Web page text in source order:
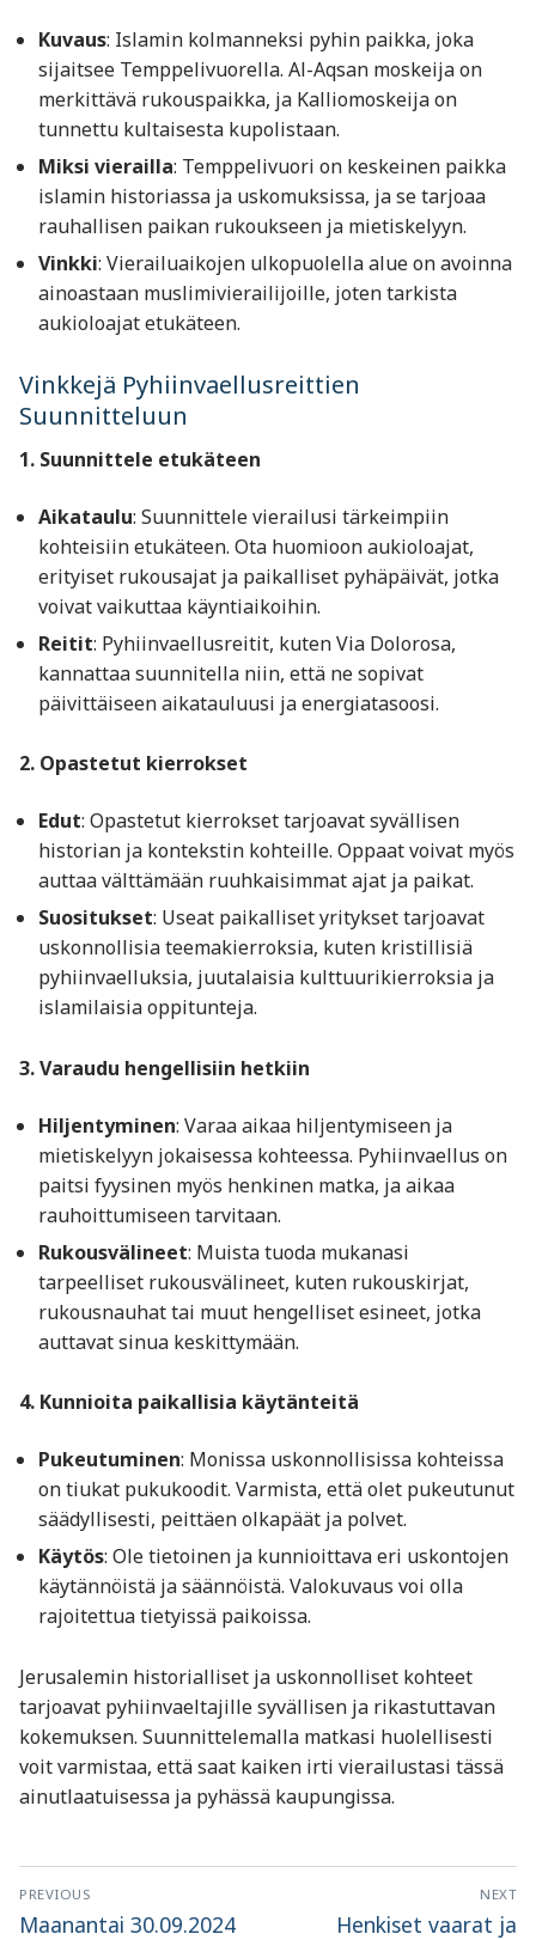
Kuvaus: Islamin kolmanneksi pyhin paikka, joka
sijaitsee Temppelivuorella. Al-Aqsan moskeija on
merkittävä rukouspaikka, ja Kalliomoskeija on
tunnettu kultaisesta kupolistaan.
Miksi vierailla: Temppelivuori on keskeinen paikka
islamin historiassa ja uskomuksissa, ja se tarjoaa
rauhallisen paikan rukoukseen ja mietiskelyyn.
Vinkki: Vierailuaikojen ulkopuolella alue on avoinna
ainoastaan muslimivierailijoille, joten tarkista
aukioloajat etukäteen.
Vinkkejä Pyhiinvaellusreittien
Suunnitteluun
1. Suunnittele etukäteen
Aikataulu: Suunnittele vierailusi tärkeimpiin
kohteisiin etukäteen. Ota huomioon aukioloajat,
erityiset rukousajat ja paikalliset pyhäpäivät, jotka
voivat vaikuttaa käyntiaikoihin.
Reitit: Pyhiinvaellusreitit, kuten Via Dolorosa,
kannattaa suunnitella niin, että ne sopivat
päivittäiseen aikatauluusi ja energiatasoosi.
2. Opastetut kierrokset
Edut: Opastetut kierrokset tarjoavat syvällisen
historian ja kontekstin kohteille. Oppaat voivat myös
auttaa välttämään ruuhkaisimmat ajat ja paikat.
Suositukset: Useat paikalliset yritykset tarjoavat
uskonnollisia teemakierroksia, kuten kristillisiä
pyhiinvaelluksia, juutalaisia kulttuurikierroksia ja
islamilaisia oppitunteja.
3. Varaudu hengellisiin hetkiin
Hiljentyminen: Varaa aikaa hiljentymiseen ja
mietiskelyyn jokaisessa kohteessa. Pyhiinvaellus on
paitsi fyysinen myös henkinen matka, ja aikaa
rauhoittumiseen tarvitaan.
Rukousvälineet: Muista tuoda mukanasi
tarpeelliset rukousvälineet, kuten rukouskirjat,
rukousnauhat tai muut hengelliset esineet, jotka
auttavat sinua keskittymään.
4. Kunnioita paikallisia käytänteitä
Pukeutuminen: Monissa uskonnollisissa kohteissa
on tiukat pukukoodit. Varmista, että olet pukeutunut
säädyllisesti, peittäen olkapäät ja polvet.
Käytös: Ole tietoinen ja kunnioittava eri uskontojen
käytännöistä ja säännöistä. Valokuvaus voi olla
rajoitettua tietyissä paikoissa.
Jerusalemin historialliset ja uskonnolliset kohteet
tarjoavat pyhiinvaeltajille syvällisen ja rikastuttavan
kokemuksen. Suunnittelemalla matkasi huolellisesti
voit varmistaa, että saat kaiken irti vierailustasi tässä
ainutlaatuisessa ja pyhässä kaupungissa.
Artikkelien
selaus
PREVIOUS
Previous
Maanantai 30.09.2024
NEXT
Next
Henkiset vaarat ja